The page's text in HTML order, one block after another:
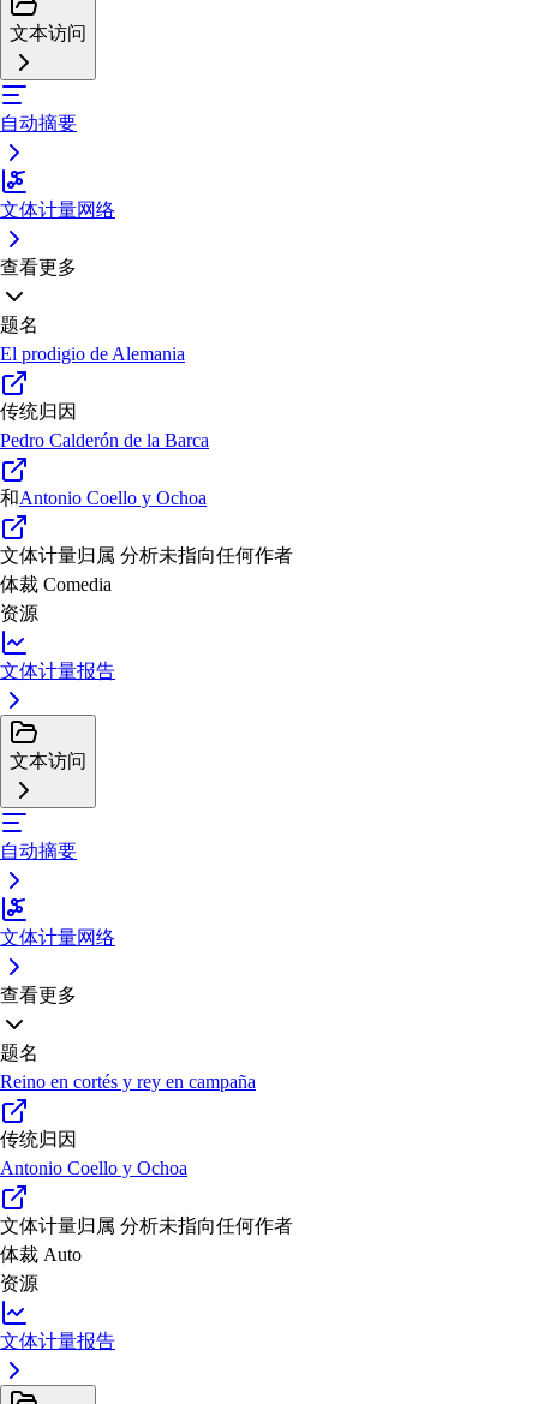
文本访问
自动摘要
文体计量网络
查看更多
题名
El prodigio de Alemania
传统归因
Pedro Calderón de la Barca
和Antonio Coello y Ochoa
文体计量归属 分析未指向任何作者
体裁 Comedia
资源
文体计量报告
文本访问
自动摘要
文体计量网络
查看更多
题名
Reino en cortés y rey en campaña
传统归因
Antonio Coello y Ochoa
文体计量归属 分析未指向任何作者
体裁 Auto
资源
文体计量报告